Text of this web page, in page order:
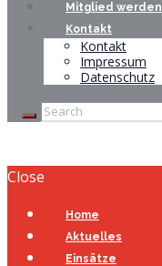
Mitglied werden
Kontakt
Kontakt
Impressum
Datenschutz
Close
Home
Aktuelles
Einsätze